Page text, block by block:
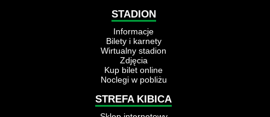
STADION
Informacje
Bilety i karnety
Wirtualny stadion
Zdjęcia
Kup bilet online
Noclegi w pobliżu
STREFA KIBICA